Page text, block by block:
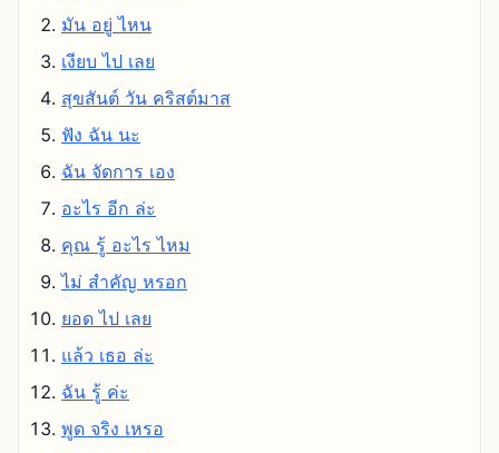
มัน อยู่ ไหน
เงียบ ไป เลย
สุขสันต์ วัน คริสต์มาส
ฟัง ฉัน นะ
ฉัน จัดการ เอง
อะไร อีก ล่ะ
คุณ รู้ อะไร ไหม
ไม่ สําคัญ หรอก
ยอด ไป เลย
แล้ว เธอ ล่ะ
ฉัน รู้ ค่ะ
พูด จริง เหรอ